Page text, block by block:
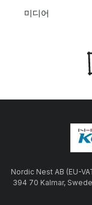
미디어
Nordic Nest AB (EU-
394 70 Kalmar,